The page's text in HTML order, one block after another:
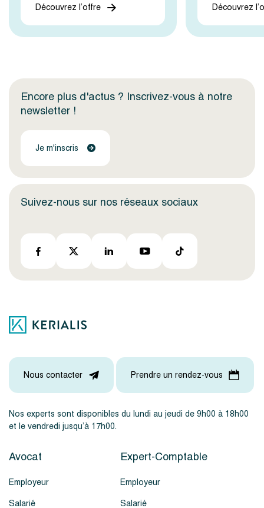
Découvrez l’offre Découvrez
Encore plus d'actus ? Inscrivez-vous à notre
newsletter !
Je m'inscris
Suivez-nous sur nos réseaux sociaux
Nos experts sont disponibles du lundi au jeudi de 9h00 à 18h00
et le vendredi jusqu’à 17h00.
Nous contacter Prendre un rendez-vous
Avocat
Employeur
Salarié
Expert-Comptable
Employeur
Salarié